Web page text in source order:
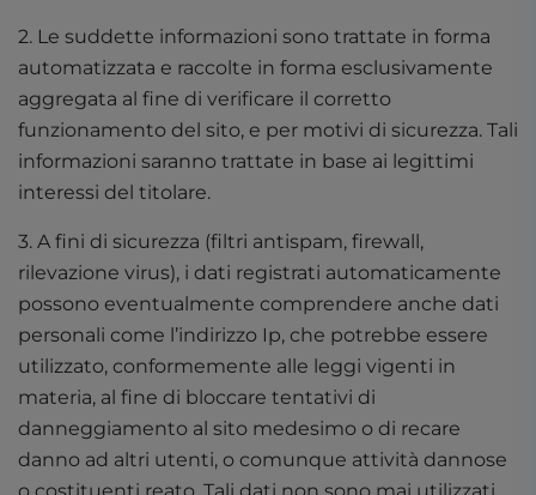
2. Le suddette informazioni sono trattate in forma
automatizzata e raccolte in forma esclusivamente
aggregata al fine di verificare il corretto
funzionamento del sito, e per motivi di sicurezza. Tali
informazioni saranno trattate in base ai legittimi
interessi del titolare.
3. A fini di sicurezza (filtri antispam, firewall,
rilevazione virus), i dati registrati automaticamente
possono eventualmente comprendere anche dati
personali come l’indirizzo Ip, che potrebbe essere
utilizzato, conformemente alle leggi vigenti in
materia, al fine di bloccare tentativi di
danneggiamento al sito medesimo o di recare
danno ad altri utenti, o comunque attività dannose